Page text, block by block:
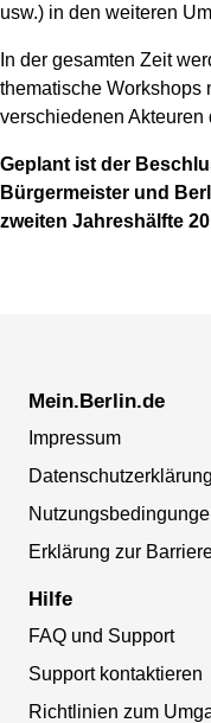
usw.) in den weiteren
In der gesamten Zeit
thematische Workshops
verschiedenen Akteuren
Geplant ist der
Bürgermeister und
zweiten Jahreshälfte
Mein.Berlin.de
Impressum
Datenschutzerklärung
Erklärung zur
Hilfe
FAQ und Support
Support kontaktieren
Richtlinien zum